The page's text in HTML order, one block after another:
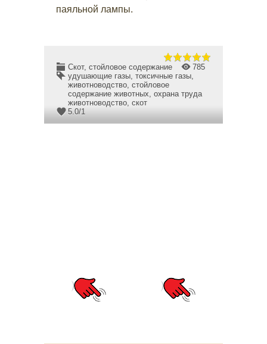
паяльной лампы.
Скот, стойловое содержание
785
удушающие газы, токсичные газы,
животноводство, стойловое
содержание животных, охрана труда
животноводство, скот
5.0/1